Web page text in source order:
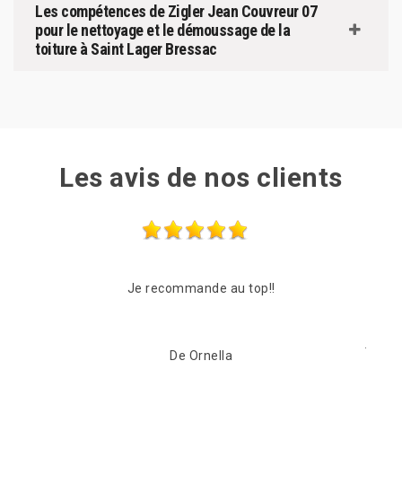
Les compétences de Zigler Jean Couvreur 07
pour le nettoyage et le démoussage de la
toiture à Saint Lager Bressac
Les avis de nos clients
Suite à mon appel l’entreprise a intervenue dans les